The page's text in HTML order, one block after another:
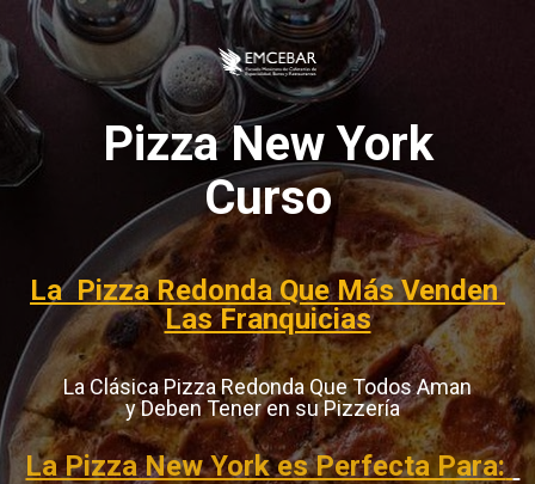
Pizza New York
Curso
La  Pizza Redonda Que Más Venden
Las Franquicias
La Clásica Pizza Redonda Que Todos Aman
y Deben Tener en su Pizzería
La Pizza New York es Perfecta Para: